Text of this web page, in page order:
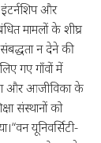
और
मामलों के शीघ्र
न देने की
गए गाँवों में
और आजीविका के
संस्थानों को
यूनिवर्सिटी-